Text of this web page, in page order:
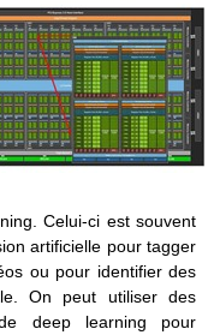
Celui-ci est souvent
artificielle pour tagger
ou pour identifier des
On peut utiliser des
deep learning pour